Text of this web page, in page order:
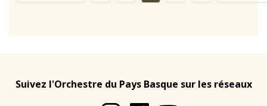
Suivez l'Orchestre du Pays Basque sur les réseaux